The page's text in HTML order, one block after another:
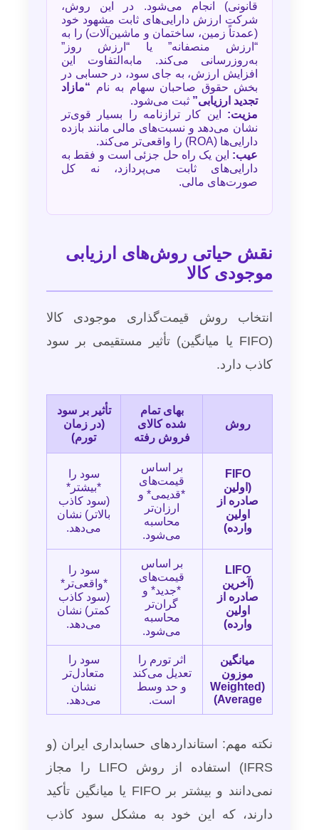
قانونی) انجام می‌شود. در این روش،
شرکت ارزش دارایی‌های ثابت مشهود خود
(عمدتاً زمین، ساختمان و ماشین‌آلات) را به
“ارزش منصفانه” یا “ارزش روز”
به‌روزرسانی می‌کند. مابه‌التفاوت این
افزایش ارزش، به جای سود، در حسابی در
بخش حقوق صاحبان سهام به نام “مازاد
تجدید ارزیابی” ثبت می‌شود.
مزیت: این کار ترازنامه را بسیار قوی‌تر
نشان می‌دهد و نسبت‌های مالی مانند بازده
دارایی‌ها (ROA) را واقعی‌تر می‌کند.
عیب: این یک راه حل جزئی است و فقط به
دارایی‌های ثابت می‌پردازد، نه کل
صورت‌های مالی.
نقش حیاتی روش‌های ارزیابی
موجودی کالا
انتخاب روش قیمت‌گذاری موجودی کالا
(FIFO یا میانگین) تأثیر مستقیمی بر سود
کاذب دارد.
روش
بهای تمام
شده کالای
فروش رفته
تأثیر بر سود
(در زمان
تورم)
FIFO
(اولین
صادره از
اولین
وارده)
بر اساس
قیمت‌های
*قدیمی* و
ارزان‌تر
محاسبه
می‌شود.
سود را
*بیشتر*
(سود کاذب
بالاتر) نشان
می‌دهد.
LIFO
(آخرین
صادره از
اولین
وارده)
بر اساس
قیمت‌های
*جدید* و
گران‌تر
محاسبه
می‌شود.
سود را
*واقعی‌تر*
(سود کاذب
کمتر) نشان
می‌دهد.
میانگین
موزون
(Weighted
Average)
اثر تورم را
تعدیل می‌کند
و حد وسط
است.
سود را
متعادل‌تر
نشان
می‌دهد.
نکته مهم: استانداردهای حسابداری ایران (و
IFRS) استفاده از روش LIFO را مجاز
نمی‌دانند و بیشتر بر FIFO یا میانگین تأکید
دارند، که این خود به مشکل سود کاذب